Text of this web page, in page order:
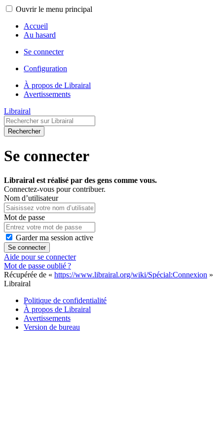
Ouvrir le menu principal
Accueil
Au hasard
Se connecter
Configuration
À propos de Librairal
Avertissements
Librairal
Rechercher
Se connecter
Librairal est réalisé par des gens comme vous.
Connectez-vous pour contribuer.
Nom d’utilisateur
Mot de passe
Garder ma session active
Se connecter
Aide pour se connecter
Mot de passe oublié ?
Récupérée de « https://www.librairal.org/wiki/Spécial:Connexion »
Librairal
Politique de confidentialité
À propos de Librairal
Avertissements
Version de bureau